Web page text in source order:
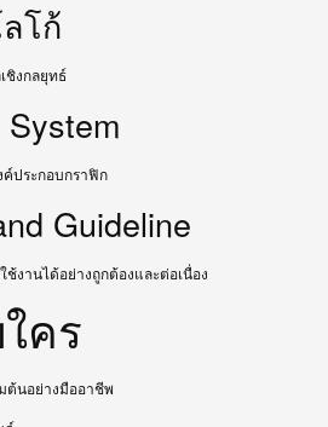
โก้
ชิงกลยุทธ์
ประกอบกราฟิก
Guideline
งานได้อย่างถูกต้องและต่อเนื่อง
คร
ต้นอย่างมืออาชีพ